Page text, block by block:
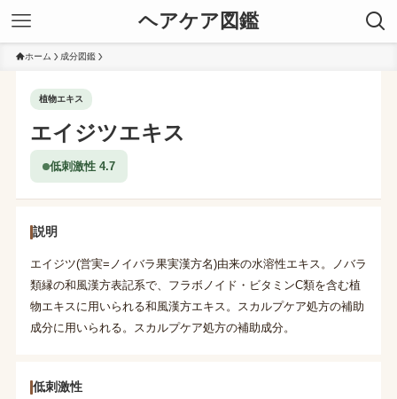
ヘアケア図鑑
ホーム 成分図鑑
植物エキス
エイジツエキス
低刺激性 4.7
説明
エイジツ(営実=ノイバラ果実漢方名)由来の水溶性エキス。ノバラ
類縁の和風漢方表記系で、フラボノイド・ビタミンC類を含む植
物エキスに用いられる和風漢方エキス。スカルプケア処方の補助
成分に用いられる。スカルプケア処方の補助成分。
低刺激性